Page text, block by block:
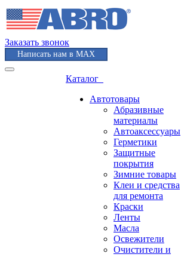
Заказать звонок
Написать нам в MAX
Каталог
Автотовары
Абразивные
материалы
Автоаксессуары
Герметики
Защитные
покрытия
Зимние товары
Клеи и средства
для ремонта
Краски
Ленты
Масла
Освежители
Очистители и